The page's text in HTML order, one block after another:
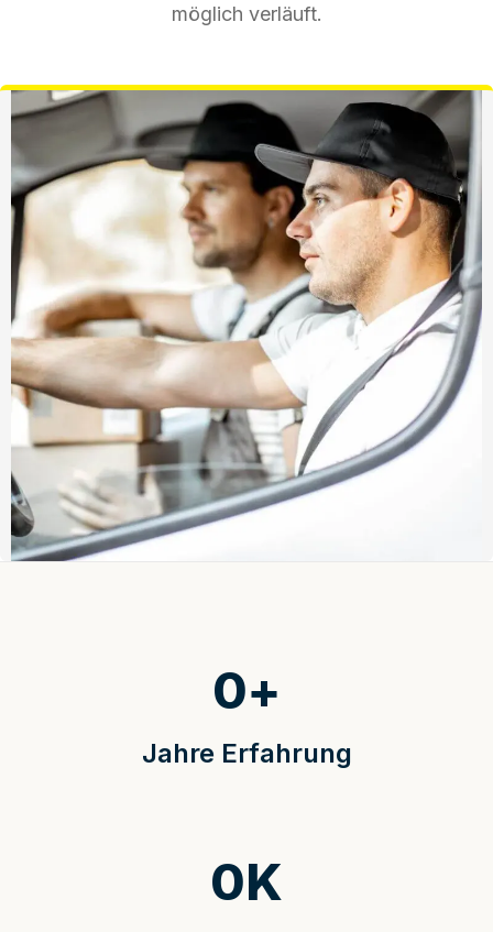
möglich verläuft.
Jahre Erfahrung
0+
0K